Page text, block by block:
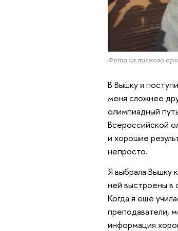
Фото из личного
В Вышку я
меня сложнее
олимпиадный
Всероссийской
и хорошие
непросто.
Я выбрала Вышку
ней выстроены в
Когда я еще
преподаватели,
информация